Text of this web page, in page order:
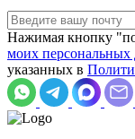
Нажимая кнопку
моих
указанных в